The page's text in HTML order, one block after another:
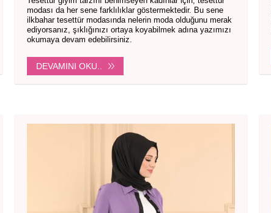
modası da her sene farklılıklar göstermektedir. Bu sene
ilkbahar tesettür modasında nelerin moda olduğunu merak
ediyorsanız, şıklığınızı ortaya koyabilmek adına yazımızı
okumaya devam edebilirsiniz.
DEVAMINI OKU..